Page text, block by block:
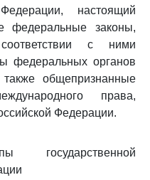
настоящий
федеральные законы,
с ними
федеральных органов
также общепризнанные
права,
Федерации.